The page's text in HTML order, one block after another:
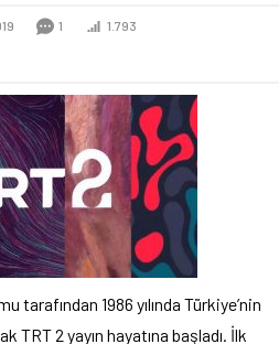
1 1.793
tarafından 1986 yılında Türkiye’nin
TRT 2 yayın hayatına başladı. İlk